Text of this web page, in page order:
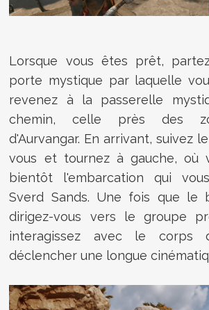
Lorsque vous êtes prêt,
porte mystique par laquelle
revenez à la passerelle
chemin, celle près des
d'Aurvangar. En arrivant, suivez
vous et tournez à gauche, où
bientôt l'embarcation qui
Sverd Sands. Une fois que le
dirigez-vous vers le groupe
interagissez avec le corps
déclencher une longue